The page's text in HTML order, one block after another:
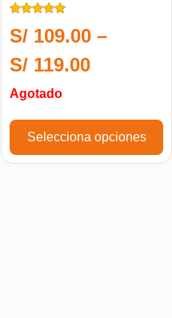
5.00
de 5
S/ 109.00 –
S/ 119.00
Agotado
Selecciona opciones